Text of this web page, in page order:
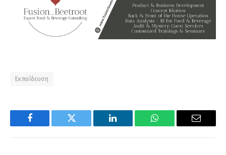
Εκπαίδευση
Facebook Twitter LinkedIn WhatsApp Email